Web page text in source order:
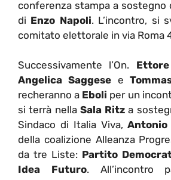
conferenza stampa a sostegno
di Enzo Napoli. L’incontro, si
comitato elettorale in via Roma
Successivamente l’On.
Angelica Saggese e
recheranno a Eboli per un
si terrà nella Sala Ritz a
Sindaco di Italia Viva,Antonio
della coalizione Alleanza
da tre Liste: Partito
Idea Futuro. All’incontro